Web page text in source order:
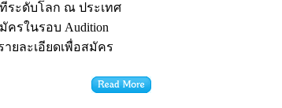
ระดับโลก ณ ประเทศ
รในรอบ Audition
ยละเอียดเพื่อสมัคร